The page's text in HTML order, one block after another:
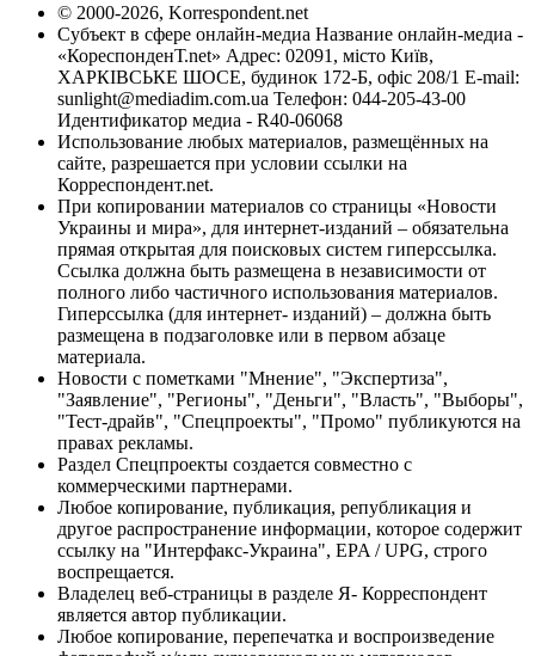
© 2000-2026, Korrespondent.net
Субъект в сфере онлайн-медиа Название онлайн-медиа -
«КореспонденТ.net» Адрес: 02091, місто Київ,
ХАРКІВСЬКЕ ШОСЕ, будинок 172-Б, офіс 208/1 E-mail:
sunlight@mediadim.com.ua Телефон: 044-205-43-00
Идентификатор медиа - R40-06068
Использование любых материалов, размещённых на
сайте, разрешается при условии ссылки на
Корреспондент.net.
При копировании материалов со страницы «Новости
Украины и мира», для интернет-изданий – обязательна
прямая открытая для поисковых систем гиперссылка.
Ссылка должна быть размещена в независимости от
полного либо частичного использования материалов.
Гиперссылка (для интернет- изданий) – должна быть
размещена в подзаголовке или в первом абзаце
материала.
Новости с пометками "Мнение", "Экспертиза",
"Заявление", "Регионы", "Деньги", "Власть", "Выборы",
"Тест-драйв", "Спецпроекты", "Промо" публикуются на
правах рекламы.
Раздел Спецпроекты создается совместно с
коммерческими партнерами.
Любое копирование, публикация, републикация и
другое распространение информации, которое содержит
ссылку на "Интерфакс-Украина", EPA / UPG, строго
воспрещается.
Владелец веб-страницы в разделе Я- Корреспондент
является автор публикации.
Любое копирование, перепечатка и воспроизведение